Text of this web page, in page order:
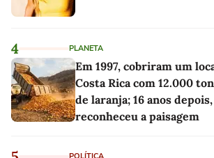
4 PLANETA
Em 1997, cobriram um
Costa Rica com 12.000
de laranja; 16 anos
reconheceu a paisagem